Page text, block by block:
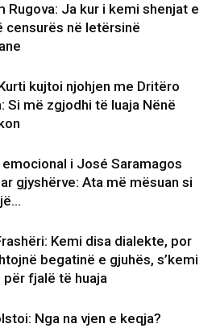
Rugova: Ja kur i kemi shenjat e
censurës në letërsinë
kujtoi njohjen me Dritëro
Si më zgjodhi të luaja Nënë
emocional i José Saramagos
gjyshërve: Ata më mësuan si
Kemi disa dialekte, por
begatinë e gjuhës, s’kemi
për fjalë të huaja
Nga na vjen e keqja?